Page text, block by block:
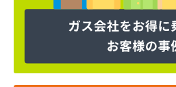
加藤プロパン(株)
河野商事(株) 横浜支店